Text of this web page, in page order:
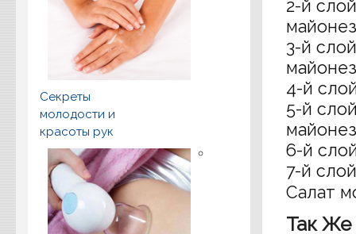
2-й
3-й
4-й
5-й
6-й
7-й
Салат
Так Же
Секреты
молодости и
красоты рук